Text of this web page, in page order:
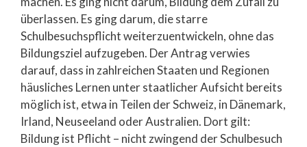
überlassen. Es ging darum, die starre
Schulbesuchspflicht weiterzuentwickeln, ohne das
Bildungsziel aufzugeben. Der Antrag verwies
darauf, dass in zahlreichen Staaten und Regionen
häusliches Lernen unter staatlicher Aufsicht bereits
möglich ist, etwa in Teilen der Schweiz, in Dänemark,
Irland, Neuseeland oder Australien. Dort gilt:
Bildung ist Pflicht – nicht zwingend der Schulbesuch